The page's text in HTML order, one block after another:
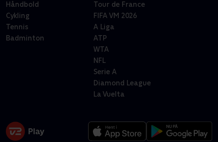
Håndbold
Cykling
Tennis
Badminton
Tour de France
FIFA VM 2026
A Liga
ATP
WTA
NFL
Serie A
Diamond League
La Vuelta